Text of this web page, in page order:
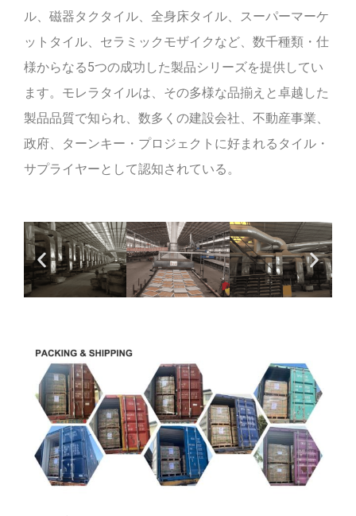
ル、磁器タクタイル、全身床タイル、スーパーマーケ
ットタイル、セラミックモザイクなど、数千種類・仕
様からなる5つの成功した製品シリーズを提供してい
ます。モレラタイルは、その多様な品揃えと卓越した
製品品質で知られ、数多くの建設会社、不動産事業、
政府、ターンキー・プロジェクトに好まれるタイル・
サプライヤーとして認知されている。